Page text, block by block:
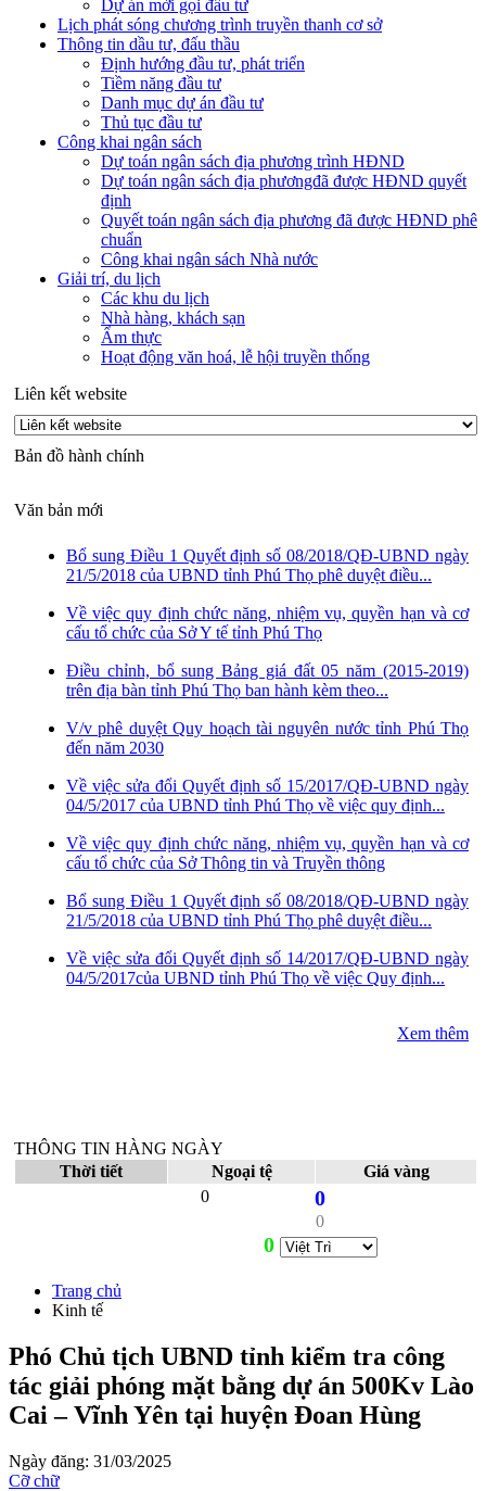
Dự án mời gọi đầu tư
Lịch phát sóng chương trình truyền thanh cơ sở
Thông tin dầu tư, đấu thầu
Định hướng đầu tư, phát triển
Tiềm năng đầu tư
Danh mục dự án đầu tư
Thủ tục đầu tư
Công khai ngân sách
Dự toán ngân sách địa phương trình HĐND
Dự toán ngân sách địa phươngđã được HĐND quyết
định
Quyết toán ngân sách địa phương đã được HĐND phê
chuẩn
Công khai ngân sách Nhà nước
Giải trí, du lịch
Các khu du lịch
Nhà hàng, khách sạn
Ẩm thực
Hoạt động văn hoá, lễ hội truyền thống
Liên kết website
Bản đồ hành chính
Văn bản mới
Bổ sung Điều 1 Quyết định số 08/2018/QĐ-UBND ngày
21/5/2018 của UBND tỉnh Phú Thọ phê duyệt điều...
Về việc quy định chức năng, nhiệm vụ, quyền hạn và cơ
cấu tổ chức của Sở Y tế tỉnh Phú Thọ
Điều chỉnh, bổ sung Bảng giá đất 05 năm (2015-2019)
trên địa bàn tỉnh Phú Thọ ban hành kèm theo...
V/v phê duyệt Quy hoạch tài nguyên nước tỉnh Phú Thọ
đến năm 2030
Về việc sửa đổi Quyết định số 15/2017/QĐ-UBND ngày
04/5/2017 của UBND tỉnh Phú Thọ về việc quy định...
Về việc quy định chức năng, nhiệm vụ, quyền hạn và cơ
cấu tổ chức của Sở Thông tin và Truyền thông
Bổ sung Điều 1 Quyết định số 08/2018/QĐ-UBND ngày
21/5/2018 của UBND tỉnh Phú Thọ phê duyệt điều...
Về việc sửa đổi Quyết định số 14/2017/QĐ-UBND ngày
04/5/2017của UBND tỉnh Phú Thọ về việc Quy định...
Xem thêm
THÔNG TIN HÀNG NGÀY
Thời tiết
Ngoại tệ
Giá vàng
0
0
0
0
Trang chủ
Kinh tế
Phó Chủ tịch UBND tỉnh kiểm tra công
tác giải phóng mặt bằng dự án 500Kv Lào
Cai – Vĩnh Yên tại huyện Đoan Hùng
Ngày đăng: 31/03/2025
Cỡ chữ